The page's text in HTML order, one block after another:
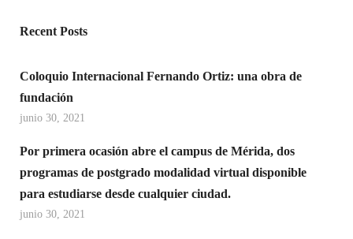
Recent Posts
Coloquio Internacional Fernando Ortiz: una obra de
fundación
junio 30, 2021
Por primera ocasión abre el campus de Mérida, dos
programas de postgrado modalidad virtual disponible
para estudiarse desde cualquier ciudad.
junio 30, 2021